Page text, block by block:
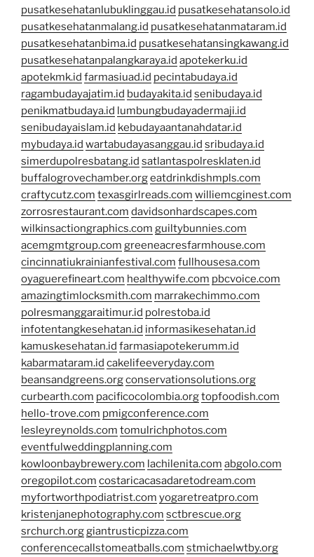
pusatkesehatanlubuklinggau.id pusatkesehatansolo.id
pusatkesehatanmalang.id pusatkesehatanmataram.id
pusatkesehatanbima.id pusatkesehatansingkawang.id
pusatkesehatanpalangkaraya.id apotekerku.id
apotekmk.id farmasiuad.id pecintabudaya.id
ragambudayajatim.id budayakita.id senibudaya.id
penikmatbudaya.id lumbungbudayadermaji.id
senibudayaislam.id kebudayaantanahdatar.id
mybudaya.id wartabudayasanggau.id sribudaya.id
simerdupolresbatang.id satlantaspolresklaten.id
buffalogrovechamber.orgeatdrinkdishmpls.com
craftycutz.com texasgirlreads.com williemcginest.com
zorrosrestaurant.com davidsonhardscapes.com
wilkinsactiongraphics.com guiltybunnies.com
acemgmtgroup.com greeneacresfarmhouse.com
cincinnatiukrainianfestival.com fullhousesa.com
oyaguerefineart.com healthywife.com pbcvoice.com
amazingtimlocksmith.com marrakechimmo.com
polresmanggaraitimur.id polrestoba.id
infotentangkesehatan.id informasikesehatan.id
kamuskesehatan.id farmasiapotekerumm.id
kabarmataram.id cakelifeeveryday.com
beansandgreens.orgconservationsolutions.org
curbearth.com pacificocolombia.orgtopfoodish.com
hello-trove.com pmigconference.com
lesleyreynolds.com tomulrichphotos.com
eventfulweddingplanning.com
kowloonbaybrewery.com lachilenita.com abgolo.com
oregopilot.com costaricacasadaretodream.com
myfortworthpodiatrist.com yogaretreatpro.com
kristenjanephotography.com sctbrescue.org
srchurch.orggiantrusticpizza.com
conferencecallstomeatballs.com stmichaelwtby.org